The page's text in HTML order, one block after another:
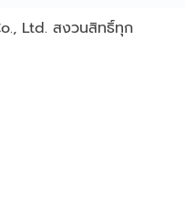
Ltd. สงวนสิทธิ์ทุก